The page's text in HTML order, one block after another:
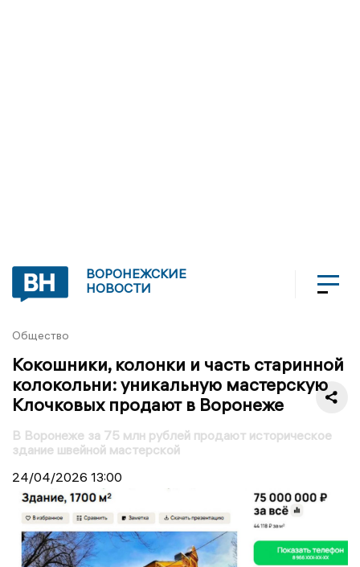
ВОРОНЕЖСКИЕ
НОВОСТИ
Общество
Кокошники, колонки и часть старинной
колокольни: уникальную мастерскую
Клочковых продают в Воронеже
В Воронеже за 75 млн рублей продают историческое
здание швейной мастерской
24/04/2026 13:00